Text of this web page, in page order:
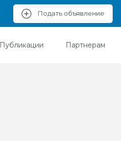
Подать объявление
Публикации Партнерам